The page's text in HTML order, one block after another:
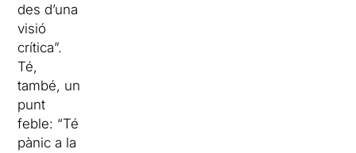
des d’una
visió
crítica”.
Té,
també, un
punt
feble: “Té
pànic a la